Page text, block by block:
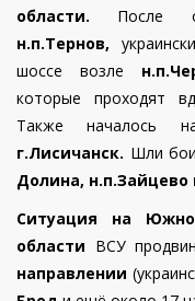
области.
После
н.п.Тернов,
шоссе возле
которые проходят
Также началось
г.Лисичанск. Шли
Долина, н.п.Зайцево
Ситуация на
области ВСУ
направлении